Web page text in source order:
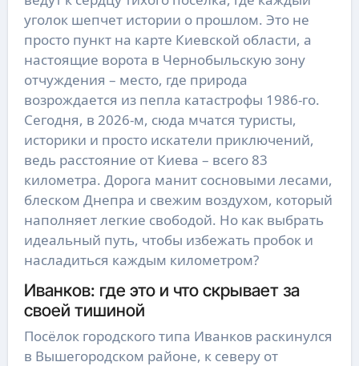
уголок шепчет истории о прошлом. Это не
просто пункт на карте Киевской области, а
настоящие ворота в Чернобыльскую зону
отчуждения – место, где природа
возрождается из пепла катастрофы 1986-го.
Сегодня, в 2026-м, сюда мчатся туристы,
историки и просто искатели приключений,
ведь расстояние от Киева – всего 83
километра. Дорога манит сосновыми лесами,
блеском Днепра и свежим воздухом, который
наполняет легкие свободой. Но как выбрать
идеальный путь, чтобы избежать пробок и
насладиться каждым километром?
Иванков: где это и что скрывает за
своей тишиной
Посёлок городского типа Иванков раскинулся
в Вышегородском районе, к северу от